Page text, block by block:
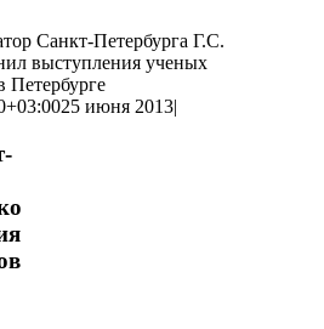
Санкт-Петербурга Г.С.
выступления ученых
Петербурге
25 июня 2013|